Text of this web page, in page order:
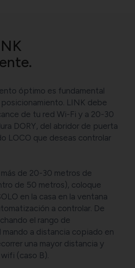
óptimo es fundamental
LINK debe
de tu red Wi-Fi y a 20-30
DORY, del abridor de puerta
LOCO que deseas controlar
de 20-30 metros de
de 50 metros), coloque
en la casa en la ventana
a controlar. De
el rango de
a distancia copiado en
una mayor distancia y
(caso B).